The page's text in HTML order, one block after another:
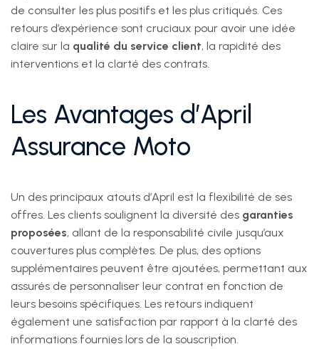
de consulter les plus positifs et les plus critiqués. Ces
retours d’expérience sont cruciaux pour avoir une idée
claire sur la qualité du service client, la rapidité des
interventions et la clarté des contrats.
Les Avantages d’April
Assurance Moto
Un des principaux atouts d’April est la flexibilité de ses
offres. Les clients soulignent la diversité des garanties
proposées, allant de la responsabilité civile jusqu’aux
couvertures plus complètes. De plus, des options
supplémentaires peuvent être ajoutées, permettant aux
assurés de personnaliser leur contrat en fonction de
leurs besoins spécifiques. Les retours indiquent
également une satisfaction par rapport à la clarté des
informations fournies lors de la souscription.